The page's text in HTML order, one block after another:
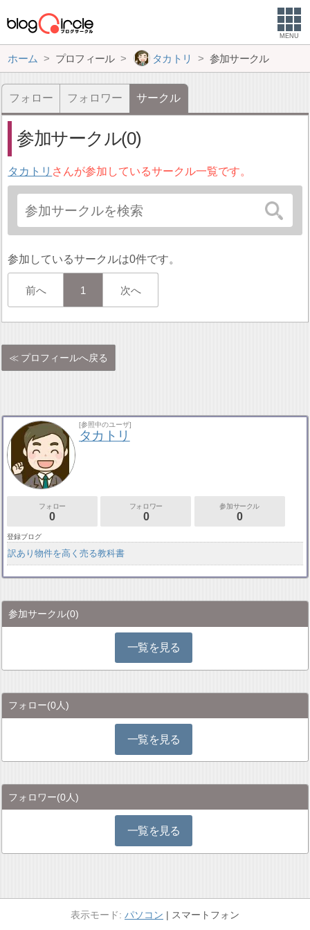
MENU
ホーム プロフィール タカトリ 参加サークル
フォロー フォロワー サークル
参加サークル(0)
タカトリ さんが参加しているサークル一覧です。
参加しているサークルは0件です。
前へ 1 次へ
プロフィールへ戻る
[参照中のユーザ]
タカトリ
フォロー
0
フォロワー
0
参加サークル
0
登録ブログ
訳あり物件を高く売る教科書
参加サークル(0)
一覧を見る
フォロー(0人)
一覧を見る
フォロワー(0人)
一覧を見る
パソコン スマートフォン